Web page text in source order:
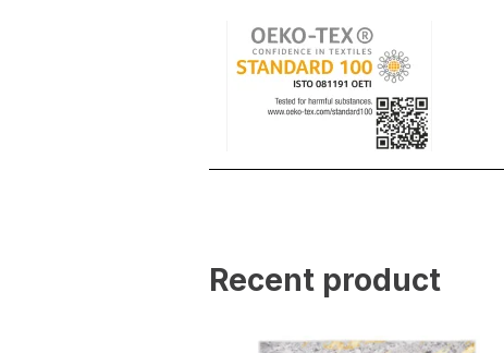
Recent product
Notwendig
Notwendige Cookies sind
Beispiel das Bereitstellen
speichern keine